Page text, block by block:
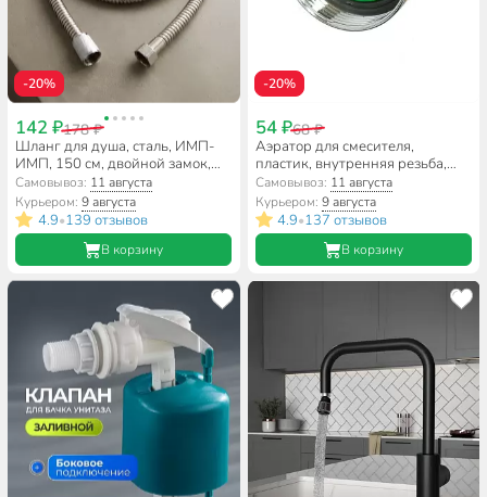
-20%
142 ₽178 ₽
Шланг для душа, сталь, ИМП-
ИМП, 150 см, двойной замок,
G.lauf, URG-1103
Самовывоз: 11 августа
Курьером:9 августа
4.9•139 отзывов
В корзину
-20%
54 ₽68 ₽
Аэратор для смесителя,
пластик, внутренняя резьба,
индивидуальная упаковка,
ComfortFactor, F03, 65564-10
Самовывоз: 11 августа
Курьером: 9 августа
4.9•137 отзывов
В корзину